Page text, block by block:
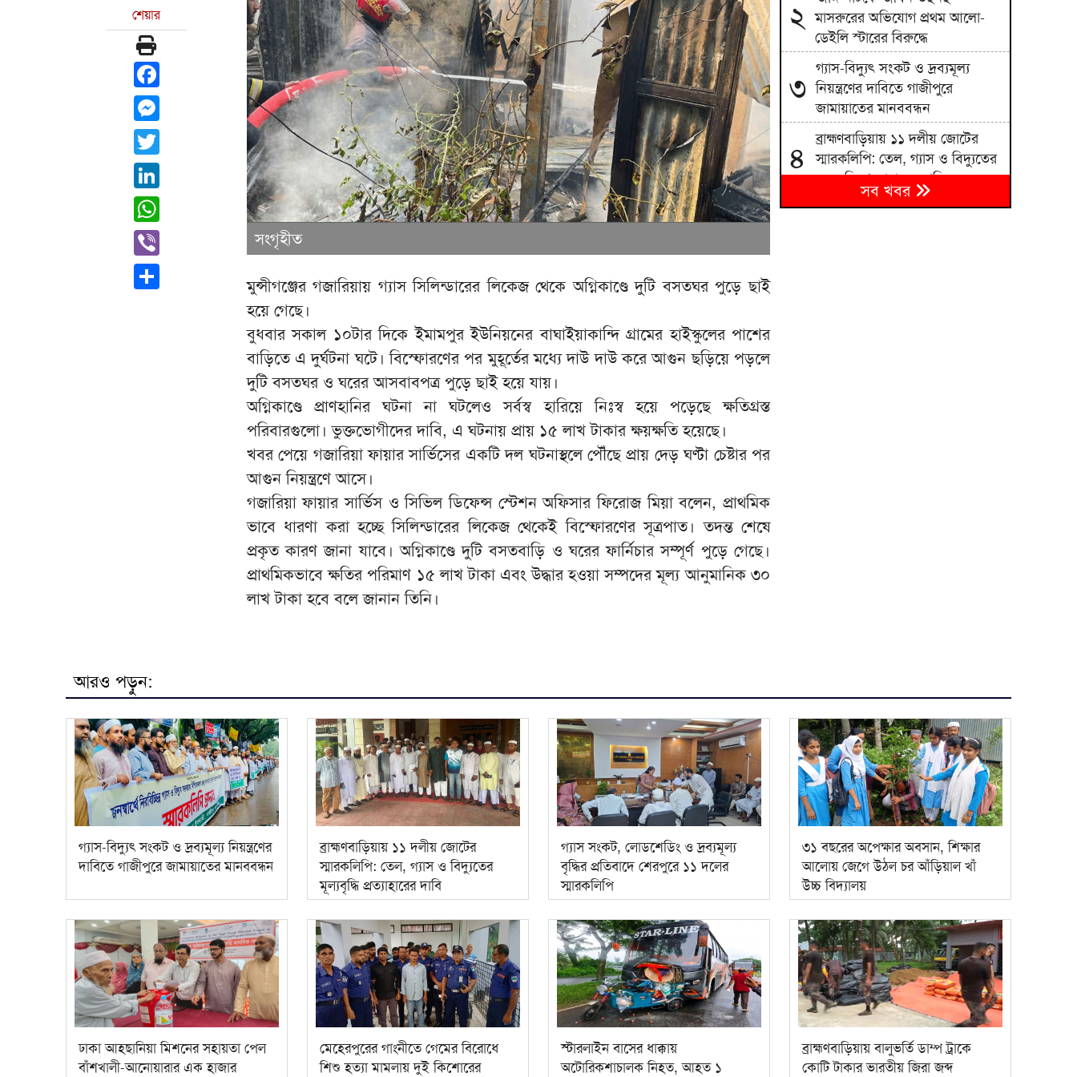
শেয়ার
Facebook
Messenger
Twitter
LinkedIn
WhatsApp
Viber
Share
সংগৃহীত
মুন্সীগঞ্জের গজারিয়ায় গ্যাস সিলিন্ডারের লিকেজ থেকে অগ্নিকাণ্ডে দুটি বসতঘর পুড়ে ছাই
হয়ে গেছে।
বুধবার সকাল ১০টার দিকে ইমামপুর ইউনিয়নের বাঘাইয়াকান্দি গ্রামের হাইস্কুলের পাশের
বাড়িতে এ দুর্ঘটনা ঘটে। বিস্ফোরণের পর মুহূর্তের মধ্যে দাউ দাউ করে আগুন ছড়িয়ে পড়লে
দুটি বসতঘর ও ঘরের আসবাবপত্র পুড়ে ছাই হয়ে যায়।
অগ্নিকাণ্ডে প্রাণহানির ঘটনা না ঘটলেও সর্বস্ব হারিয়ে নিঃস্ব হয়ে পড়েছে ক্ষতিগ্রস্ত
পরিবারগুলো। ভুক্তভোগীদের দাবি, এ ঘটনায় প্রায় ১৫ লাখ টাকার ক্ষয়ক্ষতি হয়েছে।
খবর পেয়ে গজারিয়া ফায়ার সার্ভিসের একটি দল ঘটনাস্থলে পৌঁছে প্রায় দেড় ঘণ্টা চেষ্টার পর
আগুন নিয়ন্ত্রণে আসে।
গজারিয়া ফায়ার সার্ভিস ও সিভিল ডিফেন্স স্টেশন অফিসার ফিরোজ মিয়া বলেন, প্রাথমিক
ভাবে ধারণা করা হচ্ছে সিলিন্ডারের লিকেজ থেকেই বিস্ফোরণের সূত্রপাত। তদন্ত শেষে
প্রকৃত কারণ জানা যাবে। অগ্নিকাণ্ডে দুটি বসতবাড়ি ও ঘরের ফার্নিচার সম্পূর্ণ পুড়ে গেছে।
প্রাথমিকভাবে ক্ষতির পরিমাণ ১৫ লাখ টাকা এবং উদ্ধার হওয়া সম্পদের মূল্য আনুমানিক ৩০
লাখ টাকা হবে বলে জানান তিনি।
২
মাসরুরের অভিযোগ প্রথম আলো-
ডেইলি স্টারের বিরুদ্ধে
৩
গ্যাস-বিদ্যুৎ সংকট ও দ্রব্যমূল্য
নিয়ন্ত্রণের দাবিতে গাজীপুরে
জামায়াতের মানববন্ধন
৪
ব্রাহ্মণবাড়িয়ায় ১১ দলীয় জোটের
স্মারকলিপি: তেল, গ্যাস ও বিদ্যুতের
মূল্যবৃদ্ধি প্রত্যাহারের দাবি
৫ পরীক্ষা নয়, প্রথম শ্রেণিতে ভর্তি
সব খবর
আরও পড়ুন:
গ্যাস-বিদ্যুৎ সংকট ও দ্রব্যমূল্য নিয়ন্ত্রণের
দাবিতে গাজীপুরে জামায়াতের মানববন্ধন
ব্রাহ্মণবাড়িয়ায় ১১ দলীয় জোটের
স্মারকলিপি: তেল, গ্যাস ও বিদ্যুতের
মূল্যবৃদ্ধি প্রত্যাহারের দাবি
গ্যাস সংকট, লোডশেডিং ও দ্রব্যমূল্য
বৃদ্ধির প্রতিবাদে শেরপুরে ১১ দলের
স্মারকলিপি
৩১ বছরের অপেক্ষার অবসান, শিক্ষার
আলোয় জেগে উঠল চর আঁড়িয়াল খাঁ
উচ্চ বিদ্যালয়
ঢাকা আহ্ছানিয়া মিশনের সহায়তা পেল
বাঁশখালী-আনোয়ারার এক হাজার
মেহেরপুরের গাংনীতে গেমের বিরোধে
শিশু হত্যা মামলায় দুই কিশোরের
স্টারলাইন বাসের ধাক্কায়
অটোরিকশাচালক নিহত, আহত ১
ব্রাহ্মণবাড়িয়ায় বালুভর্তি ডাম্প ট্রাকে
কোটি টাকার ভারতীয় জিরা জব্দ